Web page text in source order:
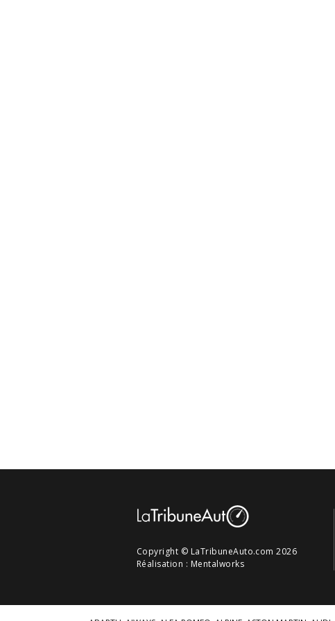
Copyright © LaTribuneAuto.com 2026
Réalisation : Mentalworks